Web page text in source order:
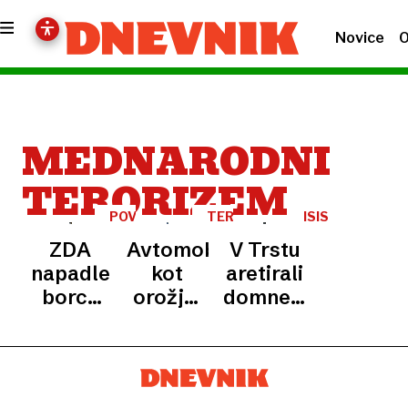
Novice
MEDNARODNI
TERORIZEM
POVRAČILO
ZDA
napadle
borce
države
TERORIZEM
Avtomobil
kot
orožje:
nemški
meji
preprečili
ISIS
V Trstu
aretirali
domnevnega